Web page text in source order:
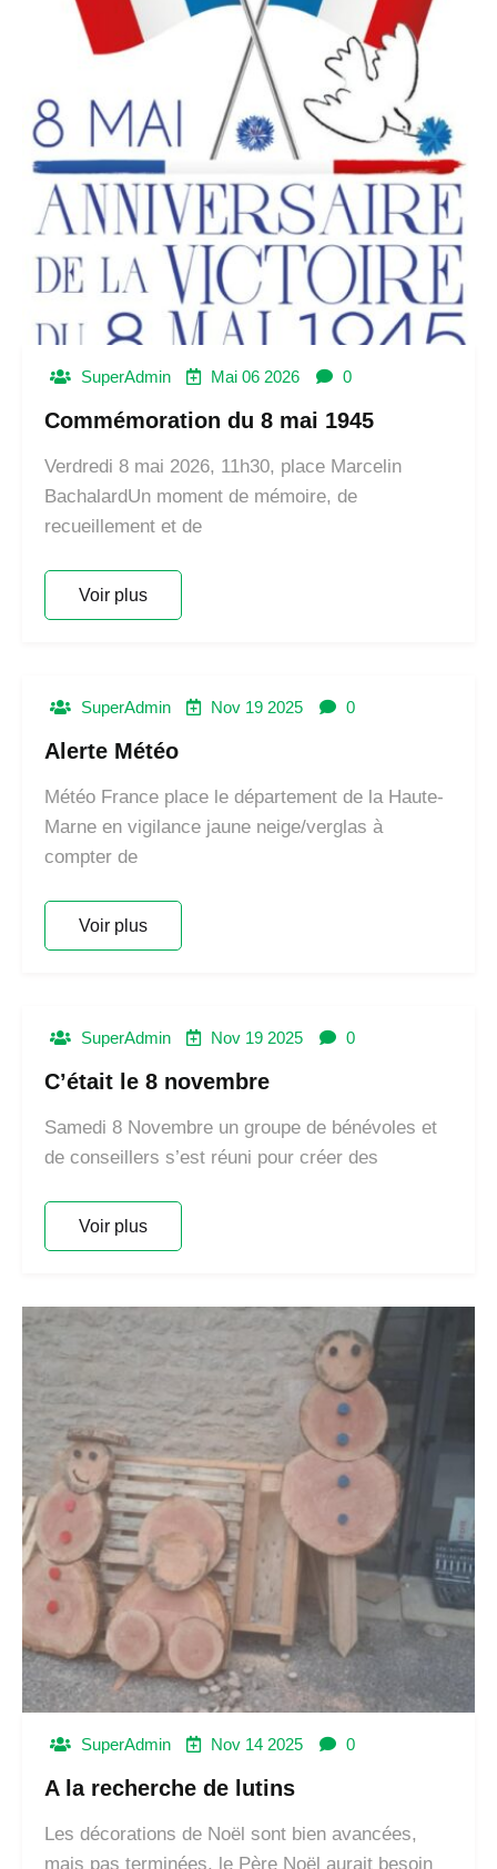
SuperAdmin Mai 06 2026 0
Commémoration du 8 mai 1945
Verdredi 8 mai 2026, 11h30, place Marcelin
BachalardUn moment de mémoire, de
recueillement et de
Voir plus
SuperAdmin Nov 19 2025 0
Alerte Météo
Météo France place le département de la Haute-
Marne en vigilance jaune neige/verglas à
compter de
Voir plus
SuperAdmin Nov 19 2025 0
C’était le 8 novembre
Samedi 8 Novembre un groupe de bénévoles et
de conseillers s’est réuni pour créer des
Voir plus
SuperAdmin Nov 14 2025 0
A la recherche de lutins
Les décorations de Noël sont bien avancées,
mais pas terminées, le Père Noël aurait besoin